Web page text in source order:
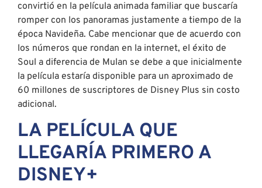
convirtió en la película animada familiar que buscaría
romper con los panoramas justamente a tiempo de la
época Navideña. Cabe mencionar que de acuerdo con
los números que rondan en la internet, el éxito de
Soul a diferencia de Mulan se debe a que inicialmente
la película estaría disponible para un aproximado de
60 millones de suscriptores de Disney Plus sin costo
adicional.
LA PELÍCULA QUE
LLEGARÍA PRIMERO A
DISNEY+